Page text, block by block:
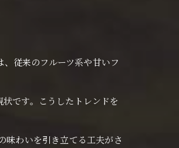
従来のフルーツ系や甘いフ
です。こうしたトレンドを
味わいを引き立てる工夫がさ